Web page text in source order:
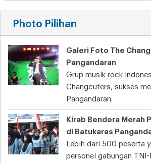
Photo Pilihan
Galeri Foto The
Pangandaran
Grup musik rock
Changcuters, sukses
Pangandaran
Kirab Bendera Merah
di Batukaras
Lebih dari 500 peserta
personel gabungan TNI-